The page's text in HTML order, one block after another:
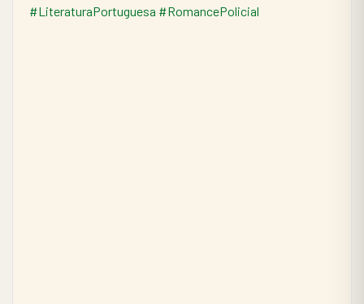
#LiteraturaPortuguesa #RomancePolicial